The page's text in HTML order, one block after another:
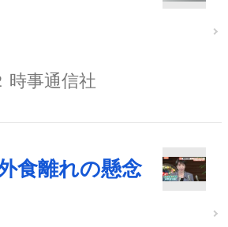
時事通信社
食離れの懸念